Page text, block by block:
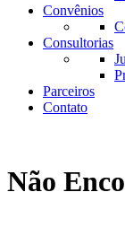
Convênios
Consultorias
Parceiros
Contato
Não